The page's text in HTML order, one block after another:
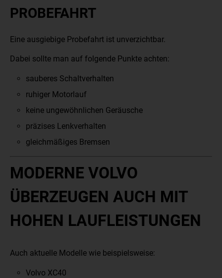
PROBEFAHRT
Eine ausgiebige Probefahrt ist unverzichtbar.
Dabei sollte man auf folgende Punkte achten:
sauberes Schaltverhalten
ruhiger Motorlauf
keine ungewöhnlichen Geräusche
präzises Lenkverhalten
gleichmäßiges Bremsen
MODERNE VOLVO
ÜBERZEUGEN AUCH MIT
HOHEN LAUFLEISTUNGEN
Auch aktuelle Modelle wie beispielsweise:
Volvo XC40